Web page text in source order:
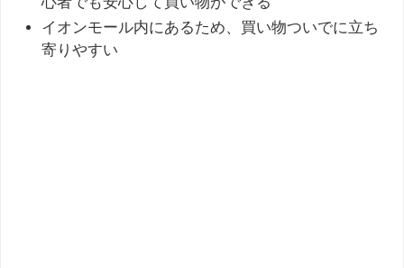
イオンモール内にあるため、買い物ついでに立ち
寄りやすい